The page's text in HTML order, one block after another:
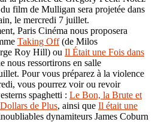
film de Mulligan sera projetée dans
le mercredi 7 juillet.
Paris Cinéma nous proposera
Taking Off(de Milos
Roy Hill) ou Il Était une Fois dans
nous ressortirons en salle
Pour vous préparez à la violence
vous pourrez voir ou revoir
spaghetti : Le Bon, la Brute et
de Plus, ainsi que Il était une
dynamiteurs James Coburn